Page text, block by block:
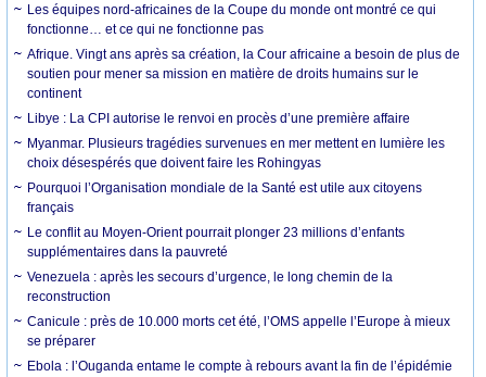
Les équipes nord-africaines de la Coupe du monde ont montré ce qui
fonctionne… et ce qui ne fonctionne pas
Afrique. Vingt ans après sa création, la Cour africaine a besoin de plus de
soutien pour mener sa mission en matière de droits humains sur le
continent
Libye : La CPI autorise le renvoi en procès d’une première affaire
Myanmar. Plusieurs tragédies survenues en mer mettent en lumière les
choix désespérés que doivent faire les Rohingyas
Pourquoi l’Organisation mondiale de la Santé est utile aux citoyens
français
Le conflit au Moyen-Orient pourrait plonger 23 millions d’enfants
supplémentaires dans la pauvreté
Venezuela : après les secours d’urgence, le long chemin de la
reconstruction
Canicule : près de 10.000 morts cet été, l’OMS appelle l’Europe à mieux
se préparer
Ebola : l’Ouganda entame le compte à rebours avant la fin de l’épidémie